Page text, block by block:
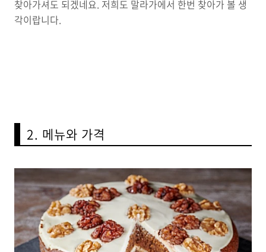
찾아가셔도 되겠네요. 저희도 말라가에서 한번 찾아가 볼 생
각이랍니다.
2. 메뉴와 가격